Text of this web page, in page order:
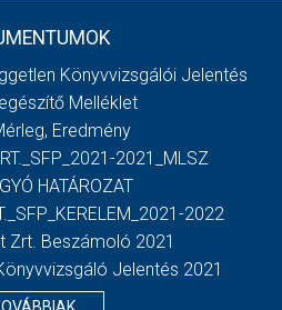
Könyvvizsgálói Jelentés
Melléklet
Eredmény
2021_MLSZ
HATÁROZAT
2022
Zrt. Beszámoló 2021
Jelentés 2021